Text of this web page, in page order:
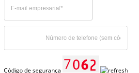
Código de segurança